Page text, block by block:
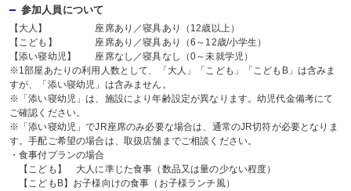
参加人員について
【大人】 座席あり／寝具あり（12歳以上）
【こども】 座席あり／寝具あり（6～12歳/小学生）
【添い寝幼児】 座席なし／寝具なし（0～未就学児）
※1部屋あたりの利用人数として、「大人」「こども」「こどもB」は含みま
すが、「添い寝幼児」は含みません。
※「添い寝幼児」は、施設により年齢設定が異なります。幼児代金備考にて
ご確認ください。
※「添い寝幼児」でJR座席のみ必要な場合は、通常のJR切符が必要となりま
す。手配ご希望の場合は、取扱店舗までご相談ください。
・食事付プランの場合
【こども】 大人に準じた食事（数品又は量の少ない程度）
【こどもB】お子様向けの食事（お子様ランチ風）